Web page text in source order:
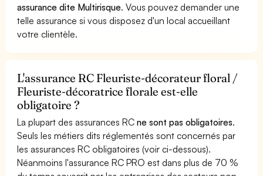
assurance dite Multirisque. Vous pouvez demander une
telle assurance si vous disposez d'un local accueillant
votre clientèle.
L'assurance RC Fleuriste-décorateur floral /
Fleuriste-décoratrice florale est-elle
obligatoire ?
La plupart des assurances RCne sont pas obligatoires.
Seuls les métiers dits réglementés sont concernés par
les assurances RC obligatoires (voir ci-dessous).
Néanmoins l'assurance RC PRO est dans plus de 70 %